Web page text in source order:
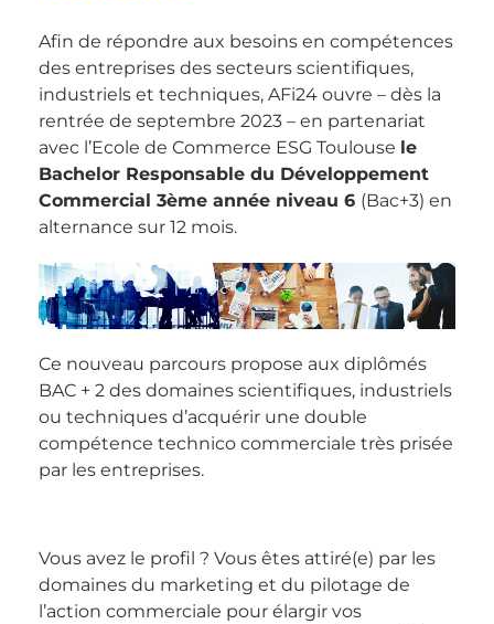
Afin de répondre aux besoins en compétences
des entreprises des secteurs scientifiques,
industriels et techniques, AFi24 ouvre – dès la
rentrée de septembre 2023 – en partenariat
avec l’Ecole de Commerce ESG Toulouse le
Bachelor Responsable du Développement
Commercial 3ème année niveau 6 (Bac+3) en
alternance sur 12 mois.
Ce nouveau parcours propose aux diplômés
BAC + 2 des domaines scientifiques, industriels
ou techniques d’acquérir une double
compétence technico commerciale très prisée
par les entreprises.
Vous avez le profil ? Vous êtes attiré(e) par les
domaines du marketing et du pilotage de
l’action commerciale pour élargir vos